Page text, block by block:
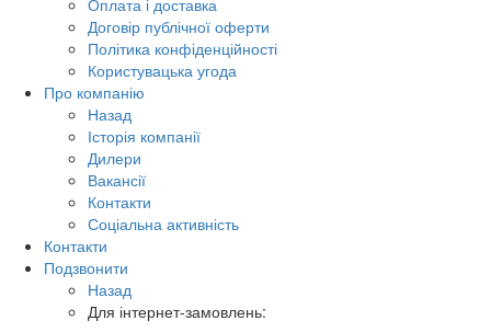
Оплата і доставка
Договір публічної оферти
Політика конфіденційності
Користувацька угода
Про компанію
Назад
Історія компанії
Дилери
Вакансії
Контакти
Соціальна активність
Контакти
Подзвонити
Назад
Для інтернет-замовлень: